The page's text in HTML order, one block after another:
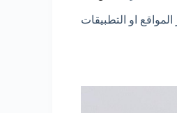
او التطبيقات